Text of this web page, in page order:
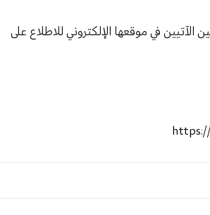
الآتيين في موقعها الإلكتروني للاطلاع على